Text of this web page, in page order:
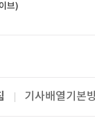
브)
기사배열기본